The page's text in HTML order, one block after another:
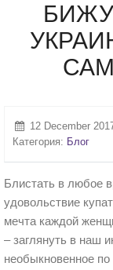
12 December
Категория: Блог
Блистать в любое
удовольствие
мечта каждой
– заглянуть в наш
необыкновенное